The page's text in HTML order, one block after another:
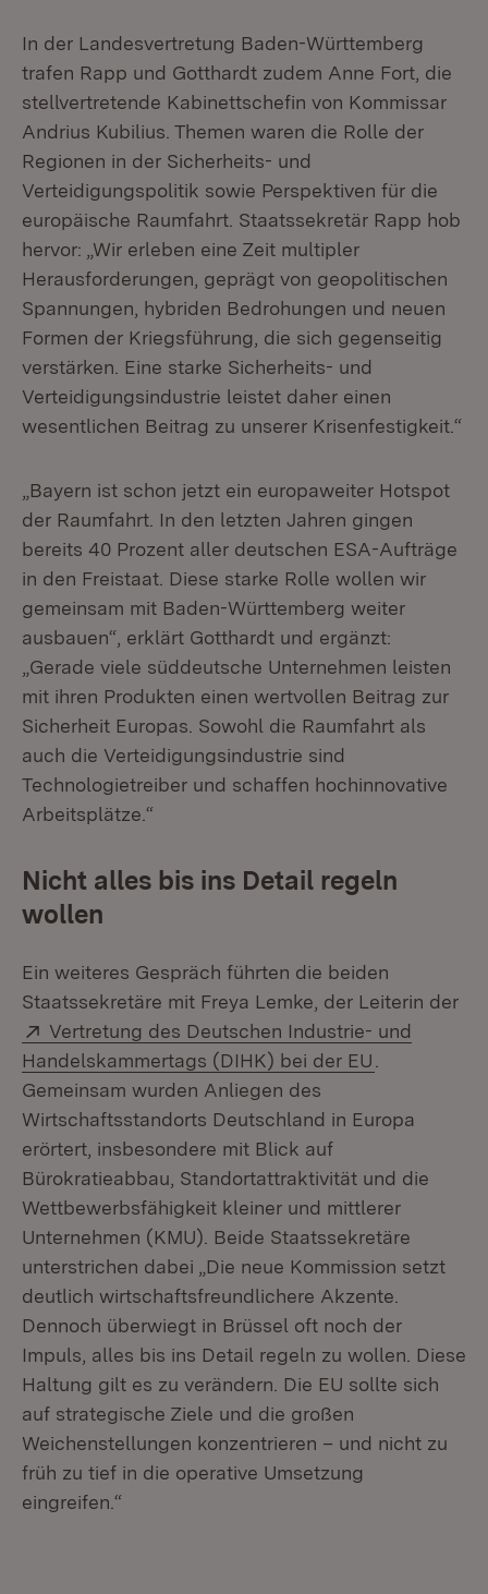
In der Landesvertretung Baden-Württemberg
trafen Rapp und Gotthardt zudem Anne Fort, die
stellvertretende Kabinettschefin von Kommissar
Andrius Kubilius. Themen waren die Rolle der
Regionen in der Sicherheits- und
Verteidigungspolitik sowie Perspektiven für die
europäische Raumfahrt. Staatssekretär Rapp hob
hervor: „Wir erleben eine Zeit multipler
Herausforderungen, geprägt von geopolitischen
Spannungen, hybriden Bedrohungen und neuen
Formen der Kriegsführung, die sich gegenseitig
verstärken. Eine starke Sicherheits- und
Verteidigungsindustrie leistet daher einen
wesentlichen Beitrag zu unserer Krisenfestigkeit.“
„Bayern ist schon jetzt ein europaweiter Hotspot
der Raumfahrt. In den letzten Jahren gingen
bereits 40 Prozent aller deutschen ESA-Aufträge
in den Freistaat. Diese starke Rolle wollen wir
gemeinsam mit Baden-Württemberg weiter
ausbauen“, erklärt Gotthardt und ergänzt:
„Gerade viele süddeutsche Unternehmen leisten
mit ihren Produkten einen wertvollen Beitrag zur
Sicherheit Europas. Sowohl die Raumfahrt als
auch die Verteidigungsindustrie sind
Technologietreiber und schaffen hochinnovative
Arbeitsplätze.“
Nicht alles bis ins Detail regeln
wollen
Ein weiteres Gespräch führten die beiden
Staatssekretäre mit Freya Lemke, der Leiterin der
Extern:
Vertretung des Deutschen Industrie- und
Handelskammertags (DIHK) bei der EU
Gemeinsam wurden Anliegen des
Wirtschaftsstandorts Deutschland in Europa
erörtert, insbesondere mit Blick auf
Bürokratieabbau, Standortattraktivität und die
Wettbewerbsfähigkeit kleiner und mittlerer
Unternehmen (KMU). Beide Staatssekretäre
unterstrichen dabei „Die neue Kommission setzt
deutlich wirtschaftsfreundlichere Akzente.
Dennoch überwiegt in Brüssel oft noch der
Impuls, alles bis ins Detail regeln zu wollen. Diese
Haltung gilt es zu verändern. Die EU sollte sich
auf strategische Ziele und die großen
Weichenstellungen konzentrieren – und nicht zu
früh zu tief in die operative Umsetzung
eingreifen.“